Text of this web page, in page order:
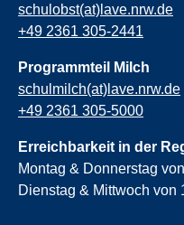
schulobst(at)lave.nrw.de
+49 2361 305-2441
Programmteil Milch
schulmilch(at)lave.nrw.de
+49 2361 305-5000
Erreichbarkeit in der
Montag & Donnerstag
Dienstag & Mittwoch von